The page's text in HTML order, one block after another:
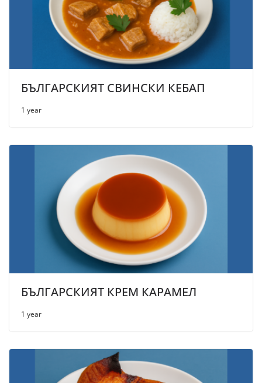
БЪЛГАРСКИЯТ СВИНСКИ КЕБАП
1 year
БЪЛГАРСКИЯТ КРЕМ КАРАМЕЛ
1 year